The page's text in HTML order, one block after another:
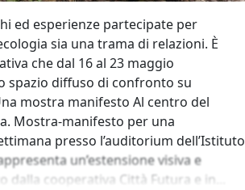
ed esperienze partecipate per
sia una trama di relazioni. È
che dal 16 al 23 maggio
spazio diffuso di confronto su
mostra manifesto Al centro del
Mostra-manifesto per una
presso l’auditorium dell’Istituto
un’estensione visiva e
cooperativa Città Futura e in...